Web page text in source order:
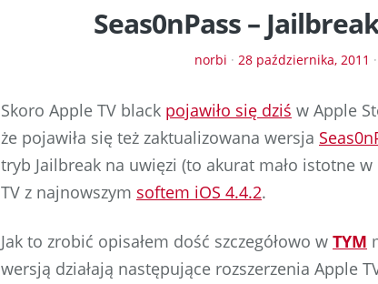
Seas0nPass –
norbi · 28 października, 2011 ·
Skoro Apple TV black pojawiło się dziś w Apple
że pojawiła się też zaktualizowana wersja
tryb Jailbreak na uwięzi (to akurat mało istotne
TV z najnowszym softem iOS 4.4.2.
Jak to zrobić opisałem dość szczegółowo w TYM
wersją działają następujące rozszerzenia Apple